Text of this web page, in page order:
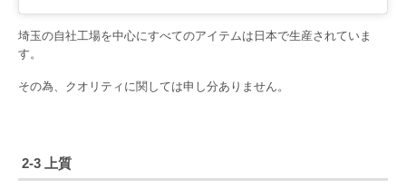
埼玉の自社工場を中心にすべてのアイテムは日本で生産されていま
す。
その為、クオリティに関しては申し分ありません。
2-3 上質